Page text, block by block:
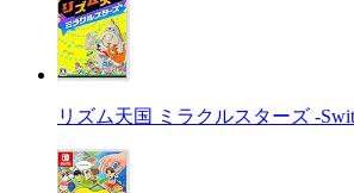
リズム天国 ミラクルスターズ -